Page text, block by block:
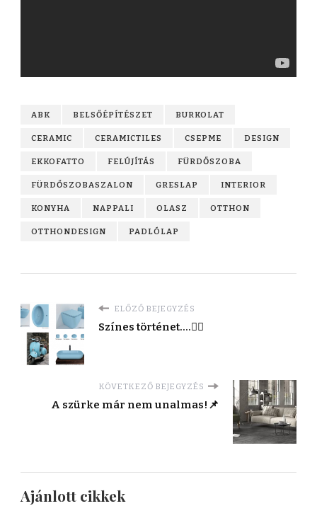
ABK BELSŐÉPÍTÉSZET BURKOLAT
CERAMIC CERAMICTILES CSEPME DESIGN
EKKOFATTO FELÚJÍTÁS FÜRDŐSZOBA
FÜRDŐSZOBASZALON GRESLAP INTERIOR
KONYHA NAPPALI OLASZ OTTHON
OTTHONDESIGN PADLÓLAP
ELŐZŐ BEJEGYZÉS
Színes történet....👌🏻
KÖVETKEZŐ BEJEGYZÉS
A szürke már nem unalmas!📌
Ajánlott cikkek